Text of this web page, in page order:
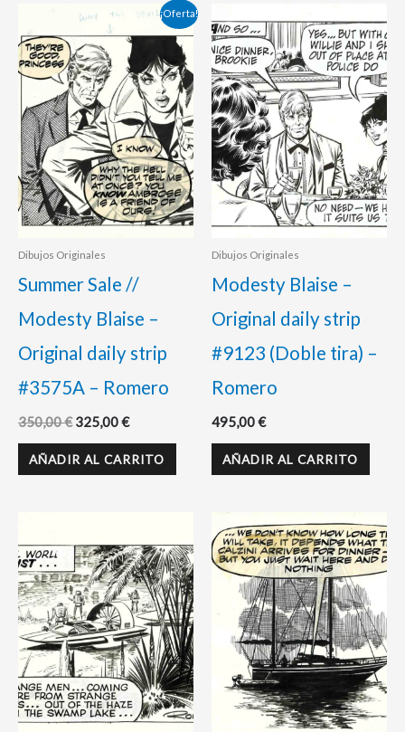
¡Oferta!
Dibujos Originales
Summer Sale //
Modesty Blaise –
Original daily strip
#3575A – Romero
350,00€
precio
original
era:
350,00 €.
325,00€
precio
actual
es:
325,00 €.
AÑADIR AL CARRITO
Dibujos Originales
Modesty Blaise –
Original daily strip
#9123 (Doble tira) –
Romero
495,00€
AÑADIR AL CARRITO